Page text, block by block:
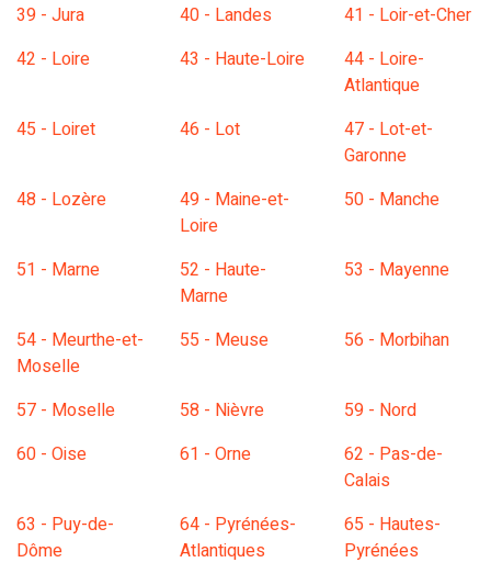
39 - Jura 40 - Landes
41 - Loir-et-Cher
42 - Loire
43 - Haute-Loire
44 - Loire-
Atlantique
45 - Loiret
46 - Lot
47 - Lot-et-
Garonne
48 - Lozère
49 - Maine-et-
Loire
50 - Manche
51 - Marne
52 - Haute-
Marne
53 - Mayenne
54 - Meurthe-et-
Moselle
55 - Meuse 56 - Morbihan
57 - Moselle 58 - Nièvre
59 - Nord
60 - Oise
61 - Orne
62 - Pas-de-
Calais
63 - Puy-de-
Dôme
64 - Pyrénées-
Atlantiques
65 - Hautes-
Pyrénées